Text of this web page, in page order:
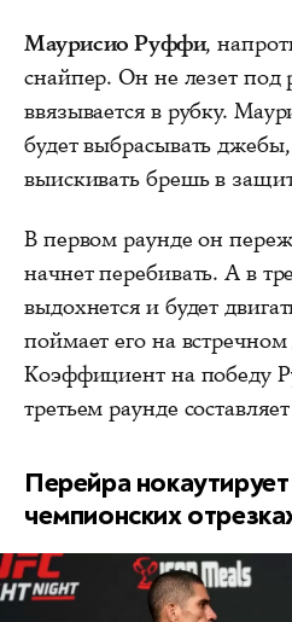
Маурисио Руффи,
снайпер. Он не лезет под
ввязывается в рубку.
будет выбрасывать
выискивать брешь в
В первом раунде он
начнет перебивать. А в
выдохнется и будет
поймает его на
Коэффициент на победу
третьем раунде составляет
Перейра
чемпионских